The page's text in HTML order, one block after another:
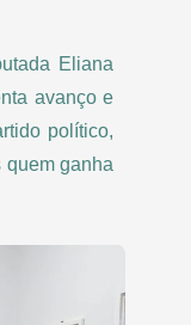
Eliana
avanço e
político,
quem ganha